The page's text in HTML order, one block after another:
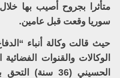
متأثرا بجروح أصيب بها
سوريا وقعت قبل عامين.
حيث قالت وكالة أنباء
الوكالات والقنوات
الحسيني (36 سنة)